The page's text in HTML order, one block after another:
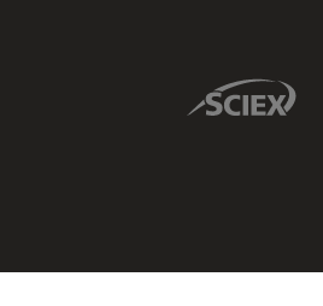
Sciex Link